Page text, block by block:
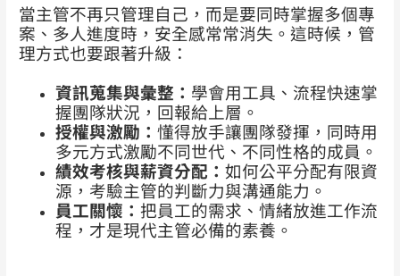
當主管不再只管理自己，而是要同時掌握多個專
案、多人進度時，安全感常常消失。這時候，管
理方式也要跟著升級：
資訊蒐集與彙整： 學會用工具、流程快速掌
握團隊狀況，回報給上層。
授權與激勵：懂得放手讓團隊發揮，同時用
多元方式激勵不同世代、不同性格的成員。
績效考核與薪資分配：如何公平分配有限資
源，考驗主管的判斷力與溝通能力。
員工關懷：把員工的需求、情緒放進工作流
程，才是現代主管必備的素養。